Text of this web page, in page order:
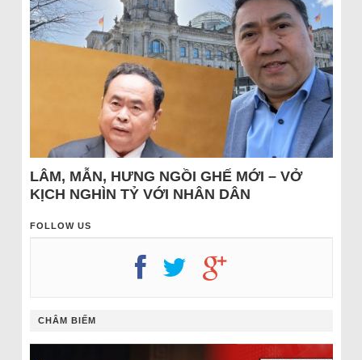
LÂM, MẪN, HƯNG NGỒI GHẾ MỚI – VỞ
KỊCH NGHÌN TỶ VỚI NHÂN DÂN
FOLLOW US
CHÂM BIẾM